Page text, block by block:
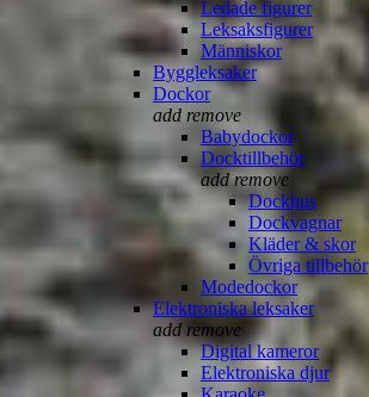
Ledade figurer
Leksaksfigurer
Människor
Byggleksaker
Dockor
add remove
Babydockor
Docktillbehör
add remove
Dockhus
Dockvagnar
Kläder & skor
Övriga tillbehör
Modedockor
Elektroniska leksaker
add remove
Digital kameror
Elektroniska djur